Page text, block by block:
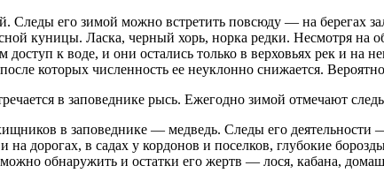
Следы его зимой можно встретить повсюду — на берегах
куницы. Ласка, черный хорь, норка редки. Несмотря на
доступ к воде, и они остались только в верховьях рек и
которых численность ее неуклонно снижается.
в заповеднике рысь. Ежегодно зимой отмечают
в заповеднике — медведь. Следы его
на дорогах, в садах у кордонов и поселков, глубокие
обнаружить и остатки его жертв — лося, кабана,